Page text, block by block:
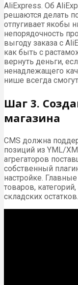
AliExpress. Об
решаются делать
отпугивает якобы
непорядочность
выгоду заказа с
как быть с
вернуть деньги,
ненадлежащего
нише всегда
Шаг 3.
магазина
CMS должна
позиций из YML/
агрегаторов
собственный
настройке.
товаров,
складских остатков.